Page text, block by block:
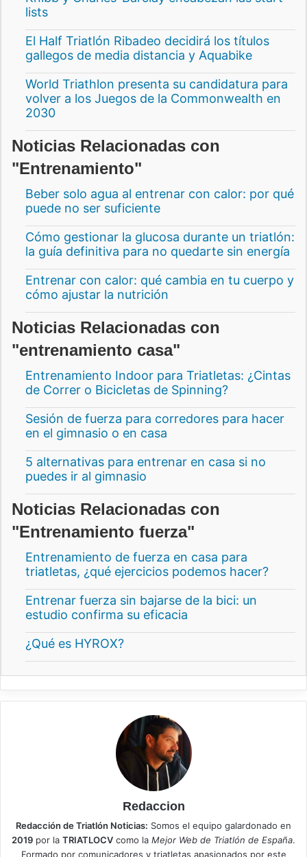
lists
El Half Triatlón Ribadeo decidirá los títulos
gallegos de media distancia y Aquabike
World Triathlon presenta su candidatura para
volver a los Juegos de la Commonwealth en
2030
Noticias Relacionadas con
"Entrenamiento"
Beber solo agua al entrenar con calor: por qué
puede no ser suficiente
Cómo gestionar la glucosa durante un triatlón:
la guía definitiva para no quedarte sin energía
Entrenar con calor: qué cambia en tu cuerpo y
cómo ajustar la nutrición
Noticias Relacionadas con
"entrenamiento casa"
Entrenamiento Indoor para Triatletas: ¿Cintas
de Correr o Bicicletas de Spinning?
Sesión de fuerza para corredores para hacer
en el gimnasio o en casa
5 alternativas para entrenar en casa si no
puedes ir al gimnasio
Noticias Relacionadas con
"Entrenamiento fuerza"
Entrenamiento de fuerza en casa para
triatletas, ¿qué ejercicios podemos hacer?
Entrenar fuerza sin bajarse de la bici: un
estudio confirma su eficacia
¿Qué es HYROX?
Redaccion
Redacción de Triatlón Noticias: Somos el equipo galardonado en
2019 por la TRIATLOCV como la Mejor Web de Triatlón de España.
Formado por comunicadores y triatletas apasionados por este